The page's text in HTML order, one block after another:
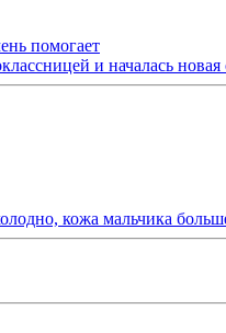
помогает
и началась
кожа мальчика